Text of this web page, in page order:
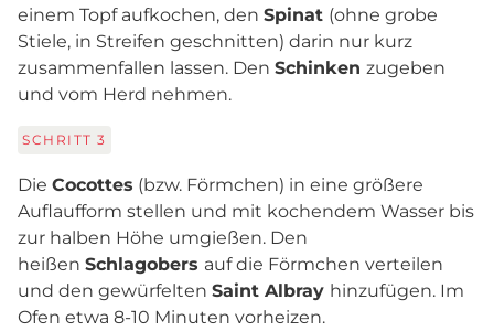
einem Topf aufkochen, den Spinat (ohne grobe
Stiele, in Streifen geschnitten) darin nur kurz
zusammenfallen lassen. Den Schinken zugeben
und vom Herd nehmen.
SCHRITT 3
Die Cocottes (bzw. Förmchen) in eine größere
Auflaufform stellen und mit kochendem Wasser bis
zur halben Höhe umgießen. Den
heißen Schlagobers auf die Förmchen verteilen
und den gewürfelten Saint Albray hinzufügen. Im
Ofen etwa 8-10 Minuten vorheizen.